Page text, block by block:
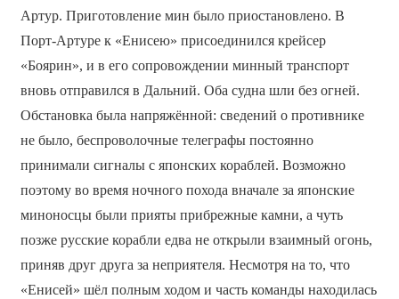
Артур. Приготовление мин было приостановлено. В
Порт-Артуре к «Енисею» присоединился крейсер
«Боярин», и в его сопровождении минный транспорт
вновь отправился в Дальний. Оба судна шли без огней.
Обстановка была напряжённой: сведений о противнике
не было, беспроволочные телеграфы постоянно
принимали сигналы с японских кораблей. Возможно
поэтому во время ночного похода вначале за японские
миноносцы были прияты прибрежные камни, а чуть
позже русские корабли едва не открыли взаимный огонь,
приняв друг друга за неприятеля. Несмотря на то, что
«Енисей» шёл полным ходом и часть команды находилась